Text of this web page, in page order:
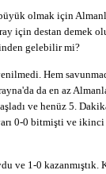
olmak için
için destan demek
gelebilir mi?
Hem
da en az
ve henüz 5.
0-0 bitmişti ve ikinci
ve 1-0 kazanmıştık.